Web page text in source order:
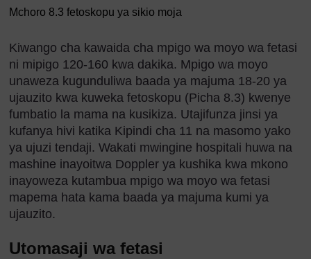
Mchoro 8.3 fetoskopu ya sikio moja
Kiwango cha kawaida cha mpigo wa moyo wa fetasi
ni mipigo 120-160 kwa dakika. Mpigo wa moyo
unaweza kugunduliwa baada ya majuma 18-20 ya
ujauzito kwa kuweka fetoskopu (Picha 8.3) kwenye
fumbatio la mama na kusikiza. Utajifunza jinsi ya
kufanya hivi katika Kipindi cha 11 na masomo yako
ya ujuzi tendaji. Wakati mwingine hospitali huwa na
mashine inayoitwa Doppler ya kushika kwa mkono
inayoweza kutambua mpigo wa moyo wa fetasi
mapema hata kama baada ya majuma kumi ya
ujauzito.
Utomasaji wa fetasi